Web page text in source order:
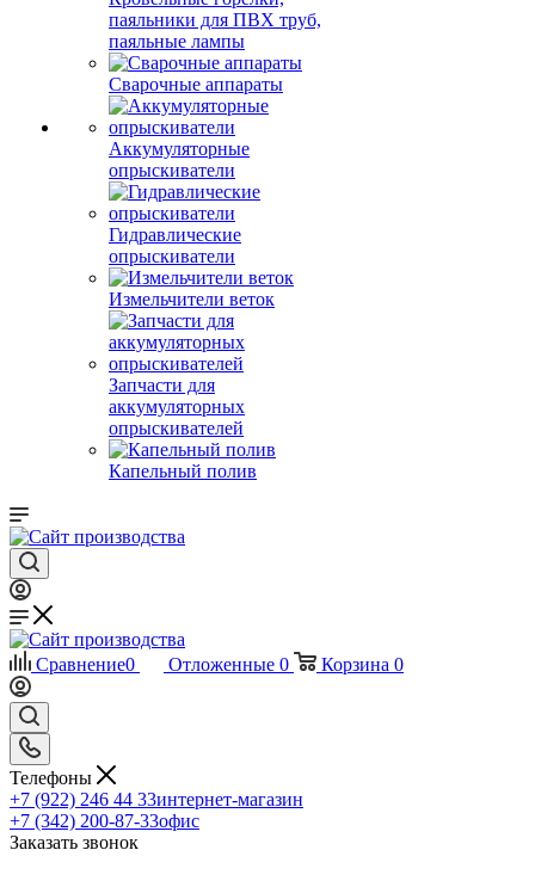
паяльники для ПВХ труб,
паяльные лампы
Сварочные аппараты
Аккумуляторные
опрыскиватели
Гидравлические
опрыскиватели
Измельчители веток
Запчасти для
аккумуляторных
опрыскивателей
Капельный полив
Сравнение0 Отложенные 0 Корзина 0
Телефоны
+7 (922) 246 44 33интернет-магазин
+7 (342) 200-87-33офис
Заказать звонок